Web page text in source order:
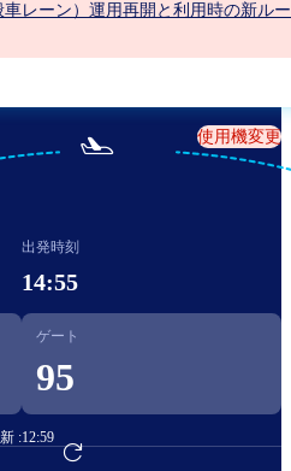
レーン）運用再開と利用時の新ル
使用機変更

出発時刻
14:55
ゲート
95
:12:59
ト予約へ